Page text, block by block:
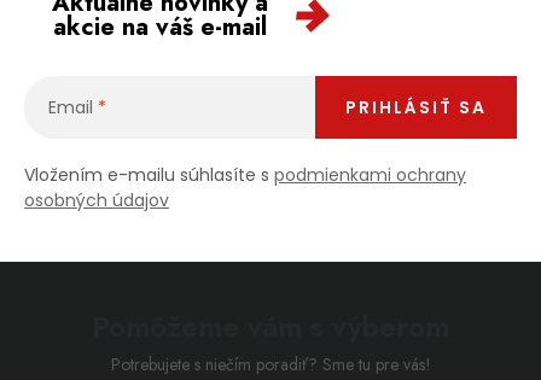
akcie na váš e-mail
Email
Vložením e-mailu súhlasíte s podmienkami ochrany
osobných údajov
PRIHLÁSIŤ SA
Potrebujete s niečím poradiť? Sme tu pre vás!